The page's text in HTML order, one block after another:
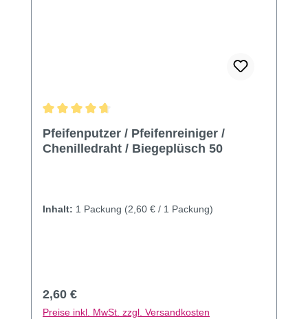
Pfeifenputzer / Pfeifenreiniger /
Chenilledraht / Biegeplüsch 50
Inhalt: 1 Packung (2,60 € / 1 Packung)
Regulärer Preis:
2,60 €
Preise inkl. MwSt. zzgl. Versandkosten